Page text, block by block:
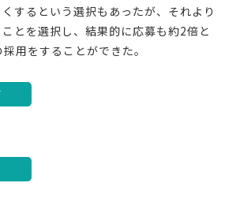
するという選択もあったが、それより
とを選択し、結果的に応募も約2倍と
用をすることができた。